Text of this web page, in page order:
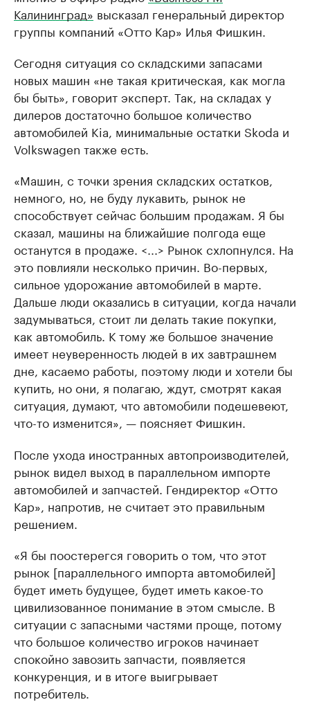
Калининград» высказал генеральный директор
группы компаний «Отто Кар» Илья Фишкин.
Сегодня ситуация со складскими запасами
новых машин «не такая критическая, как могла
бы быть», говорит эксперт. Так, на складах у
дилеров достаточно большое количество
автомобилей Kia, минимальные остатки Skoda и
Volkswagen также есть.
«Машин, с точки зрения складских остатков,
немного, но, не буду лукавить, рынок не
способствует сейчас большим продажам. Я бы
сказал, машины на ближайшие полгода еще
останутся в продаже. <...> Рынок схлопнулся. На
это повлияли несколько причин. Во-первых,
сильное удорожание автомобилей в марте.
Дальше люди оказались в ситуации, когда начали
задумываться, стоит ли делать такие покупки,
как автомобиль. К тому же большое значение
имеет неуверенность людей в их завтрашнем
дне, касаемо работы, поэтому люди и хотели бы
купить, но они, я полагаю, ждут, смотрят какая
ситуация, думают, что автомобили подешевеют,
что-то изменится», — поясняет Фишкин.
После ухода иностранных автопроизводителей,
рынок видел выход в параллельном импорте
автомобилей и запчастей. Гендиректор «Отто
Кар», напротив, не считает это правильным
решением.
«Я бы поостерегся говорить о том, что этот
рынок [параллельного импорта автомобилей]
будет иметь будущее, будет иметь какое-то
цивилизованное понимание в этом смысле. В
ситуации с запасными частями проще, потому
что большое количество игроков начинает
спокойно завозить запчасти, появляется
конкуренция, и в итоге выигрывает
потребитель.